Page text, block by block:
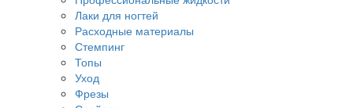
Лаки для ногтей
Расходные материалы
Стемпинг
Топы
Уход
Фрезы